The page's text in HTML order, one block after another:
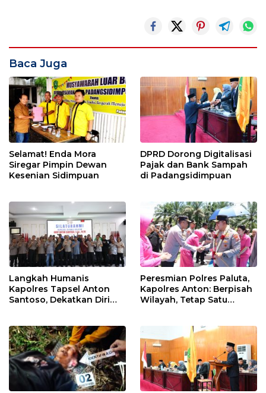
Baca Juga
Selamat! Enda Mora
Siregar Pimpin Dewan
Kesenian Sidimpuan
DPRD Dorong Digitalisasi
Pajak dan Bank Sampah
di Padangsidimpuan
Langkah Humanis
Kapolres Tapsel Anton
Santoso, Dekatkan Diri
Peresmian Polres Paluta,
Kapolres Anton: Berpisah
Wilayah, Tetap Satu